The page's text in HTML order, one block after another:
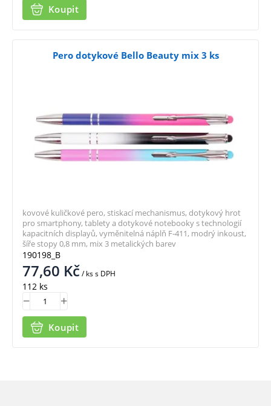
Koupit
Pero dotykové Bello Beauty mix 3 ks
190198_B
77,60 Kč/ kss DPH
112 ks
Koupit
kovové kuličkové pero, stiskací mechanismus, dotykový hrot
pro smartphony, tablety a dotykové notebooky s technologií
kapacitních displayů, vyměnitelná náplň F-411, modrý inkoust,
šíře stopy 0,8 mm, mix 3 metalických barev